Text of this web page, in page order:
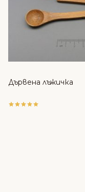
Дървена лъжичка